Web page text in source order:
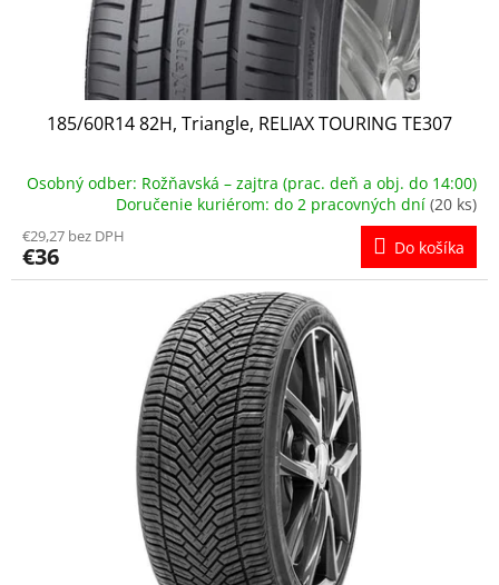
185/60R14 82H, Triangle, RELIAX TOURING TE307
Osobný odber: Rožňavská – zajtra (prac. deň a obj. do 14:00)
Doručenie kuriérom: do 2 pracovných dní (20 ks)
€29,27 bez DPH
€36 Do košíka